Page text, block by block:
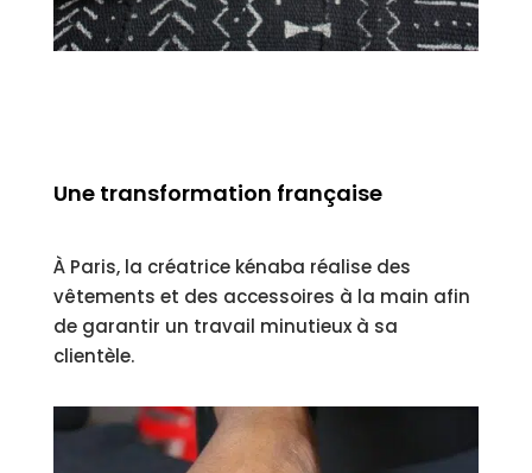
Une transformation française
À Paris, la créatrice kénaba réalise des
vêtements et des accessoires à la main afin
de garantir un travail minutieux à sa
clientèle.